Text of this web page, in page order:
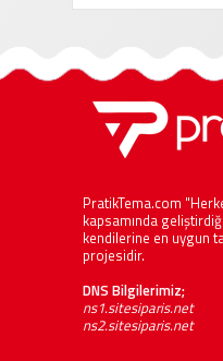
PratikTema.com
kapsamında
kendilerine en uygun
projesidir.
DNS Bilgilerimiz;
ns1.sitesiparis.net
ns2.sitesiparis.net